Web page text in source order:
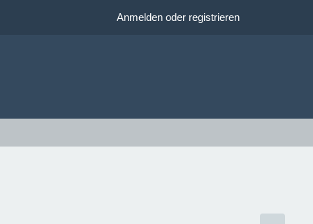
Anmelden oder registrieren